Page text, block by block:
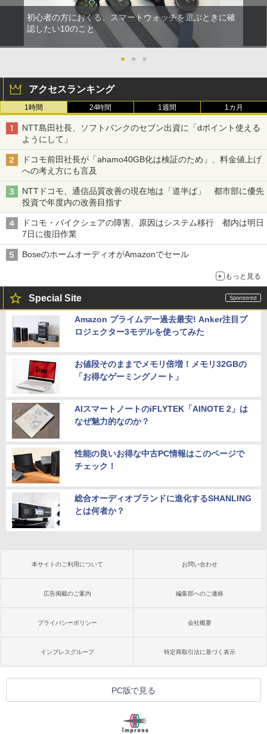
初心者の方におくる、スマートウォッチを選ぶときに確
認したい10のこと
● ● ●
アクセスランキング
1時間 24時間 1週間 1カ月
NTT島田社長、ソフトバンクのセブン出資に「dポイント使える
ようにして」
ドコモ前田社長が「ahamo40GB化は検証のため」、料金値上げ
への考え方にも言及
NTTドコモ、通信品質改善の現在地は「道半ば」 都市部に優先
投資で年度内の改善目指す
ドコモ・バイクシェアの障害、原因はシステム移行 都内は明日
7日に復旧作業
BoseのホームオーディオがAmazonでセール
もっと見る
Special Site
Amazon プライムデー過去最安! Anker注目プ
ロジェクター3モデルを使ってみた
お値段そのままでメモリ倍増！メモリ32GBの
「お得なゲーミングノート」
AIスマートノートのiFLYTEK「AINOTE 2」は
なぜ魅力的なのか？
性能の良いお得な中古PC情報はこのページで
チェック！
総合オーディオブランドに進化するSHANLING
とは何者か？
本サイトのご利用について お問い合わせ
広告掲載のご案内 編集部へのご連絡
プライバシーポリシー 会社概要
インプレスグループ 特定商取引法に基づく表示
PC版で見る